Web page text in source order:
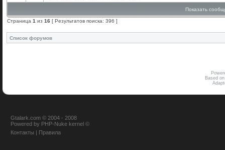
Показать
Страница 1 из 16 [ Результатов поиска: 396 ]
Список форумов
Based
Gtalark.com © 2004 - 2008
Powered by PHP-Nuke kernel ©
Контакты | Правила